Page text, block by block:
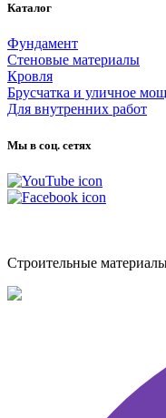
Каталог
Фундамент
Стеновые материалы
Кровля
Брусчатка и уличное
Для внутренних работ
Мы в соц. сетях
Строительные